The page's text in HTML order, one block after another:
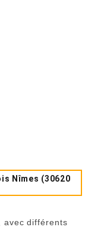
Nîmes (30620
avec différents